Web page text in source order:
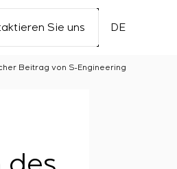
Sie uns DE
Beitrag von S-Engineering